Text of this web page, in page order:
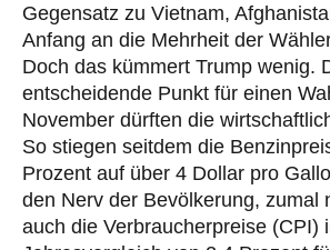
Gegensatz zu Vietnam,
Anfang an die Mehrheit der
Doch das kümmert Trump wenig.
entscheidende Punkt für einen
November dürften die
So stiegen seitdem die
Prozent auf über 4 Dollar pro
den Nerv der Bevölkerung, zumal
auch die Verbraucherpreise (CPI)